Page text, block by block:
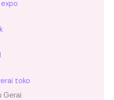
Gerai